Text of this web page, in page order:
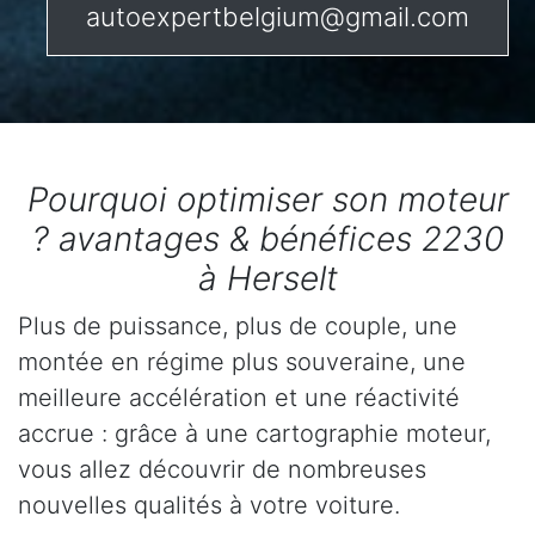
autoexpertbelgium@gmail.com
Pourquoi optimiser son moteur
? avantages & bénéfices 2230
à Herselt
Plus de puissance, plus de couple, une
montée en régime plus souveraine, une
meilleure accélération et une réactivité
accrue : grâce à une cartographie moteur,
vous allez découvrir de nombreuses
nouvelles qualités à votre voiture.